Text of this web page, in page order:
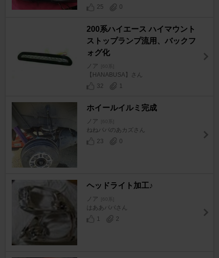
25
0
200系ハイエース ハイマウント
ストップランプ流用、バックフ
ォグ化
ノア [60系]
【HANABUSA】さん
32
1
ホイールイルミ完成
ノア [60系]
ねねパパのあカズさん
23
0
ヘッドライト加工♪
ノア [60系]
はああパパさん
1
2